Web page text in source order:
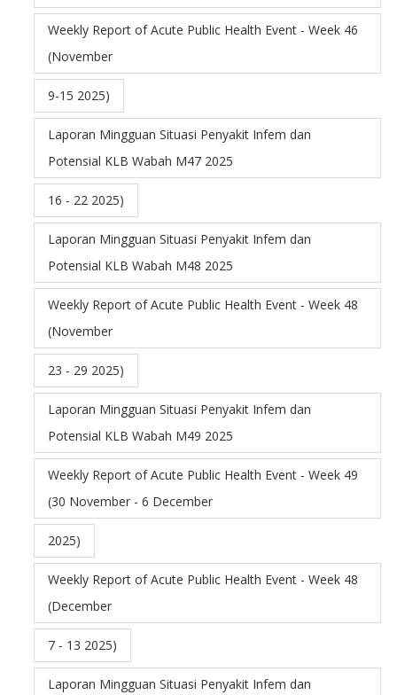
Weekly Report of Acute Public Health Event - Week 46
(November
9-15 2025)
Laporan Mingguan Situasi Penyakit Infem dan
Potensial KLB Wabah M47 2025
16 - 22 2025)
Laporan Mingguan Situasi Penyakit Infem dan
Potensial KLB Wabah M48 2025
Weekly Report of Acute Public Health Event - Week 48
(November
23 - 29 2025)
Laporan Mingguan Situasi Penyakit Infem dan
Potensial KLB Wabah M49 2025
Weekly Report of Acute Public Health Event - Week 49
(30 November - 6 December
2025)
Weekly Report of Acute Public Health Event - Week 48
(December
7 - 13 2025)
Laporan Mingguan Situasi Penyakit Infem dan